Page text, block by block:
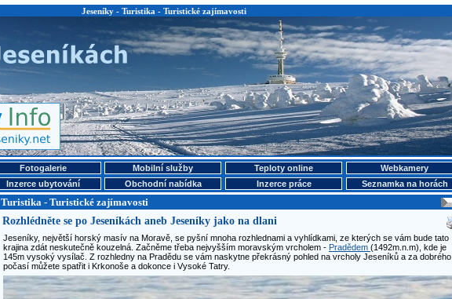
Jeseníky - Turistika - Turistické zajímavosti
Fotogalerie Mobilní služby Teploty online
Webkamery
Inzerce ubytování Obchodní nabídka Inzerce práce
Seznamka na horách
Turistika - Turistické zajímavosti
Rozhlédněte se po Jeseníkách aneb Jeseníky jako na dlani
Jeseníky, největší horský masív na Moravě, se pyšní mnoha rozhlednami a vyhlídkami, ze kterých se vám bude tato
krajina zdát neskutečně kouzelná. Začněme třeba nejvyšším moravským vrcholem - Pradědem (1492m.n.m), kde je
145m vysoký vysílač. Z rozhledny na Pradědu se vám naskytne překrásný pohled na vrcholy Jeseníků a za dobrého
počasí můžete spatřit i Krkonoše a dokonce i Vysoké Tatry.